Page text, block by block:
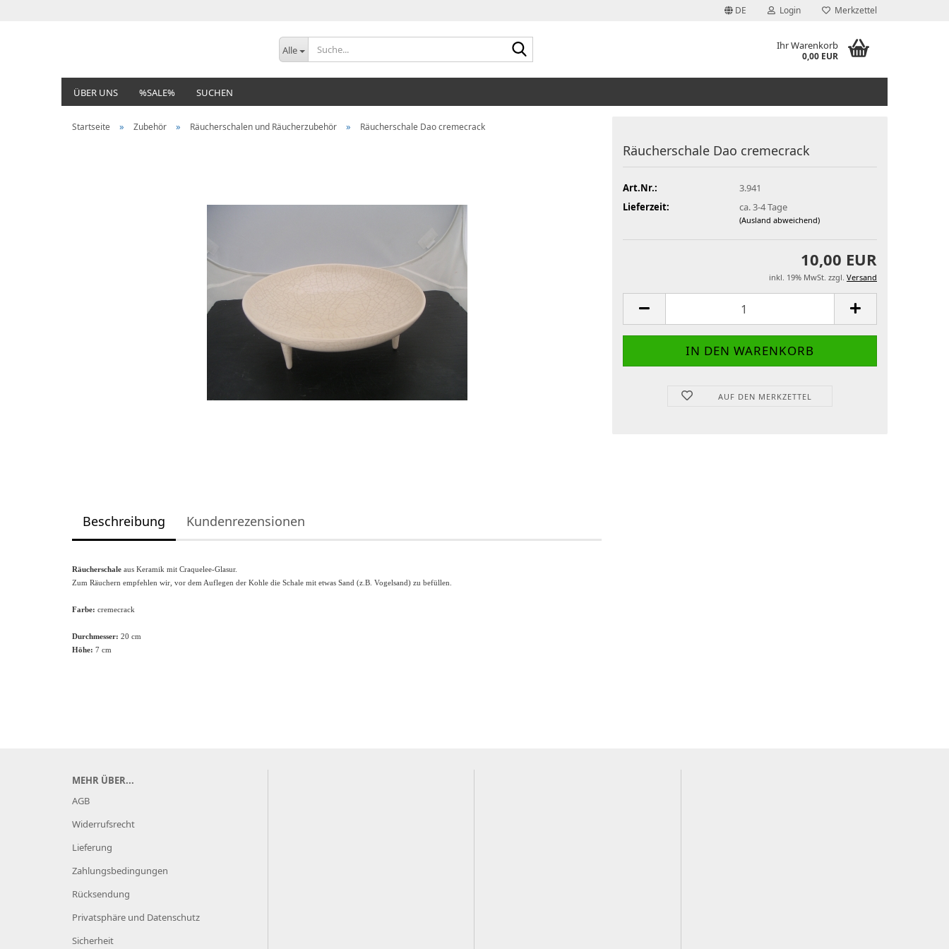
DE Login Merkzettel
Alle Ihr Warenkorb
0,00 EUR
ÜBER UNS %SALE% SUCHEN
Startseite » Zubehör » Räucherschalen und Räucherzubehör » Räucherschale Dao cremecrack
Räucherschale Dao cremecrack
Art.Nr.:
3.941
Lieferzeit:
ca. 3-4 Tage
(Ausland abweichend)
10,00 EUR
inkl. 19% MwSt. zzgl. Versand
AUF DEN MERKZETTEL
Beschreibung Kundenrezensionen
Räucherschale aus Keramik mit Craquelee-Glasur.
Zum Räuchern empfehlen wir, vor dem Auflegen der Kohle die Schale mit etwas Sand (z.B. Vogelsand) zu befüllen.
Farbe: cremecrack
Durchmesser: 20 cm
Höhe: 7 cm
MEHR ÜBER...
AGB
Widerrufsrecht
Lieferung
Zahlungsbedingungen
Rücksendung
Privatsphäre und Datenschutz
Sicherheit